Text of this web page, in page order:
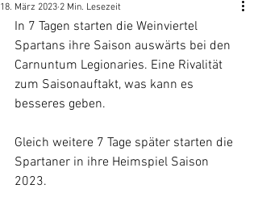
18. März 2023 2 Min. Lesezeit
In 7 Tagen starten die Weinviertel
Spartans ihre Saison auswärts bei den
Carnuntum Legionaries. Eine Rivalität
zum Saisonauftakt, was kann es
besseres geben.
Gleich weitere 7 Tage später starten die
Spartaner in ihre Heimspiel Saison
2023.